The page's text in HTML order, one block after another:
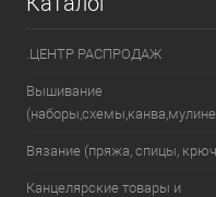
.ЦЕНТР РАСПРОДАЖ
Вышивание
Вязание (пряжа, спицы,
Канцелярские товары и